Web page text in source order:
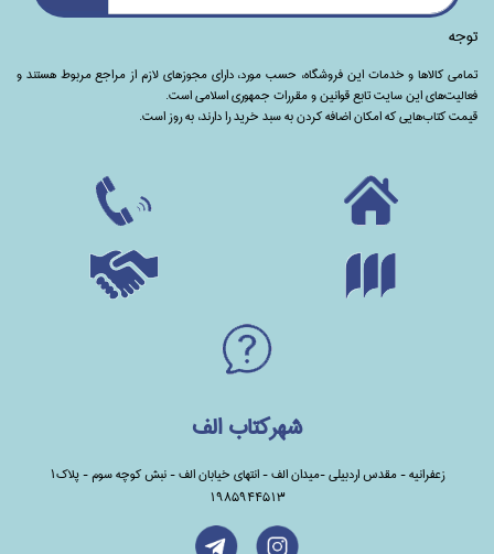
توجه
تمامی‌ کالاها و خدمات این فروشگاه، حسب مورد،‌ دارای مجوزهای لازم از مراجع مربوط هستند ‌و‌‌
فعالیت‌های این سایت تابع قوانین و مقررات جمهوری اسلامی است.
قیمت کتاب‌هایی که امکان اضافه کردن به سبد خرید را دارند،‌ به روز است.
شهرکتاب الف
زعفرانیه - مقدس اردبیلی -میدان الف - انتهای خیابان الف - نبش کوچه سوم - پلاک1
1985944513